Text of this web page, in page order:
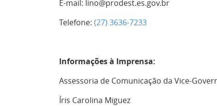
E-mail: lino@prodest.es.gov.br
Telefone: (27) 3636-7233
Informações à Imprensa:
Assessoria de Comunicação da Vice-
Íris Carolina Miguez